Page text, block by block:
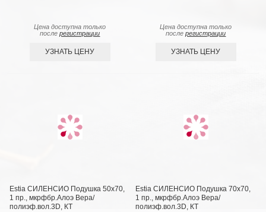
Цена доступна только
послерегистрации
УЗНАТЬ ЦЕНУ
Цена доступна только
послерегистрации
УЗНАТЬ ЦЕНУ
Estia СИЛЕНСИО Подушка 50х70,
1 пр., мкрфбр.Алоэ Вера/
полиэф.вол.3D, КТ
Estia СИЛЕНСИО Подушка 70х70,
1 пр., мкрфбр.Алоэ Вера/
полиэф.вол.3D, КТ